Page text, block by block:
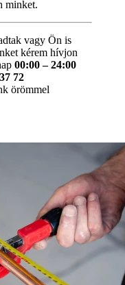
minket.
vagy Ön is
kérem hívjon
00:00 – 24:00
72
örömmel